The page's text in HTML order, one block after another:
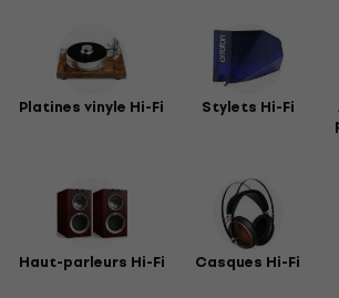
Platines vinyle Hi-Fi Stylets Hi-Fi
Haut-parleurs Hi-Fi Casques Hi-Fi